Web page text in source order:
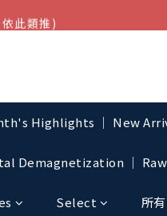
運
此類推)
Highlights │ New
Demagnetization │
Select 所